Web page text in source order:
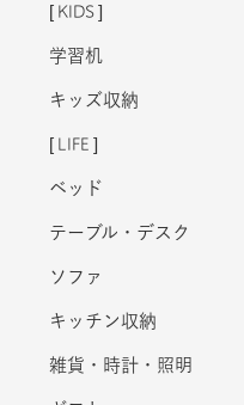
KIDS
学習机
キッズ収納
LIFE
ベッド
テーブル・デスク
ソファ
キッチン収納
雑貨・時計・照明